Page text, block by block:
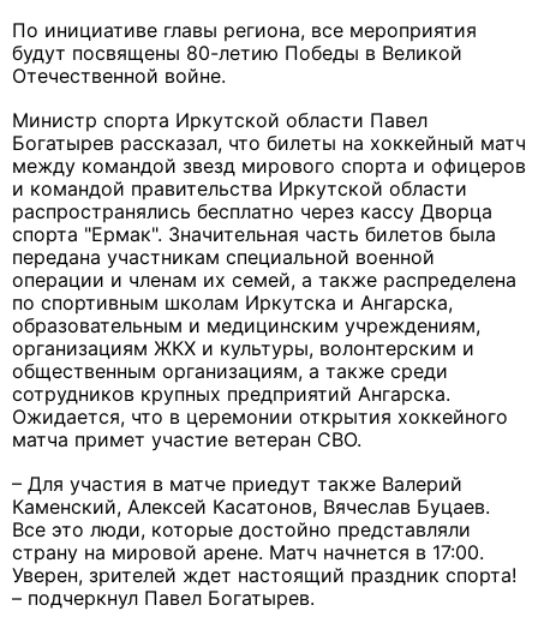
По инициативе главы региона, все мероприятия
будут посвящены 80-летию Победы в Великой
Отечественной войне.
Министр спорта Иркутской области Павел
Богатырев рассказал, что билеты на хоккейный матч
между командой звезд мирового спорта и офицеров
и командой правительства Иркутской области
распространялись бесплатно через кассу Дворца
спорта "Ермак". Значительная часть билетов была
передана участникам специальной военной
операции и членам их семей, а также распределена
по спортивным школам Иркутска и Ангарска,
образовательным и медицинским учреждениям,
организациям ЖКХ и культуры, волонтерским и
общественным организациям, а также среди
сотрудников крупных предприятий Ангарска.
Ожидается, что в церемонии открытия хоккейного
матча примет участие ветеран СВО.
– Для участия в матче приедут также Валерий
Каменский, Алексей Касатонов, Вячеслав Буцаев.
Все это люди, которые достойно представляли
страну на мировой арене. Матч начнется в 17:00.
Уверен, зрителей ждет настоящий праздник спорта!
– подчеркнул Павел Богатырев.